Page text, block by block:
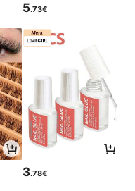
5.73€
3.78€